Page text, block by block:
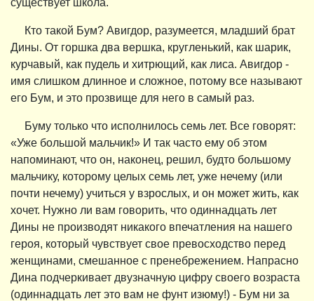
Кто такой Бум? Авигдор, разумеется, младший брат
Дины. От горшка два вершка, кругленький, как шарик,
курчавый, как пудель и хитрющий, как лиса. Авигдор -
имя слишком длинное и сложное, потому все называют
его Бум, и это прозвище для него в самый раз.
Буму только что исполнилось семь лет. Все говорят:
«Уже большой мальчик!» И так часто ему об этом
напоминают, что он, наконец, решил, будто большому
мальчику, которому целых семь лет, уже нечему (или
почти нечему) учиться у взрослых, и он может жить, как
хочет. Нужно ли вам говорить, что одиннадцать лет
Дины не производят никакого впечатления на нашего
героя, который чувствует свое превосходство перед
женщинами, смешанное с пренебрежением. Напрасно
Дина подчеркивает двузначную цифру своего возраста
(одиннадцать лет это вам не фунт изюму!) - Бум ни за